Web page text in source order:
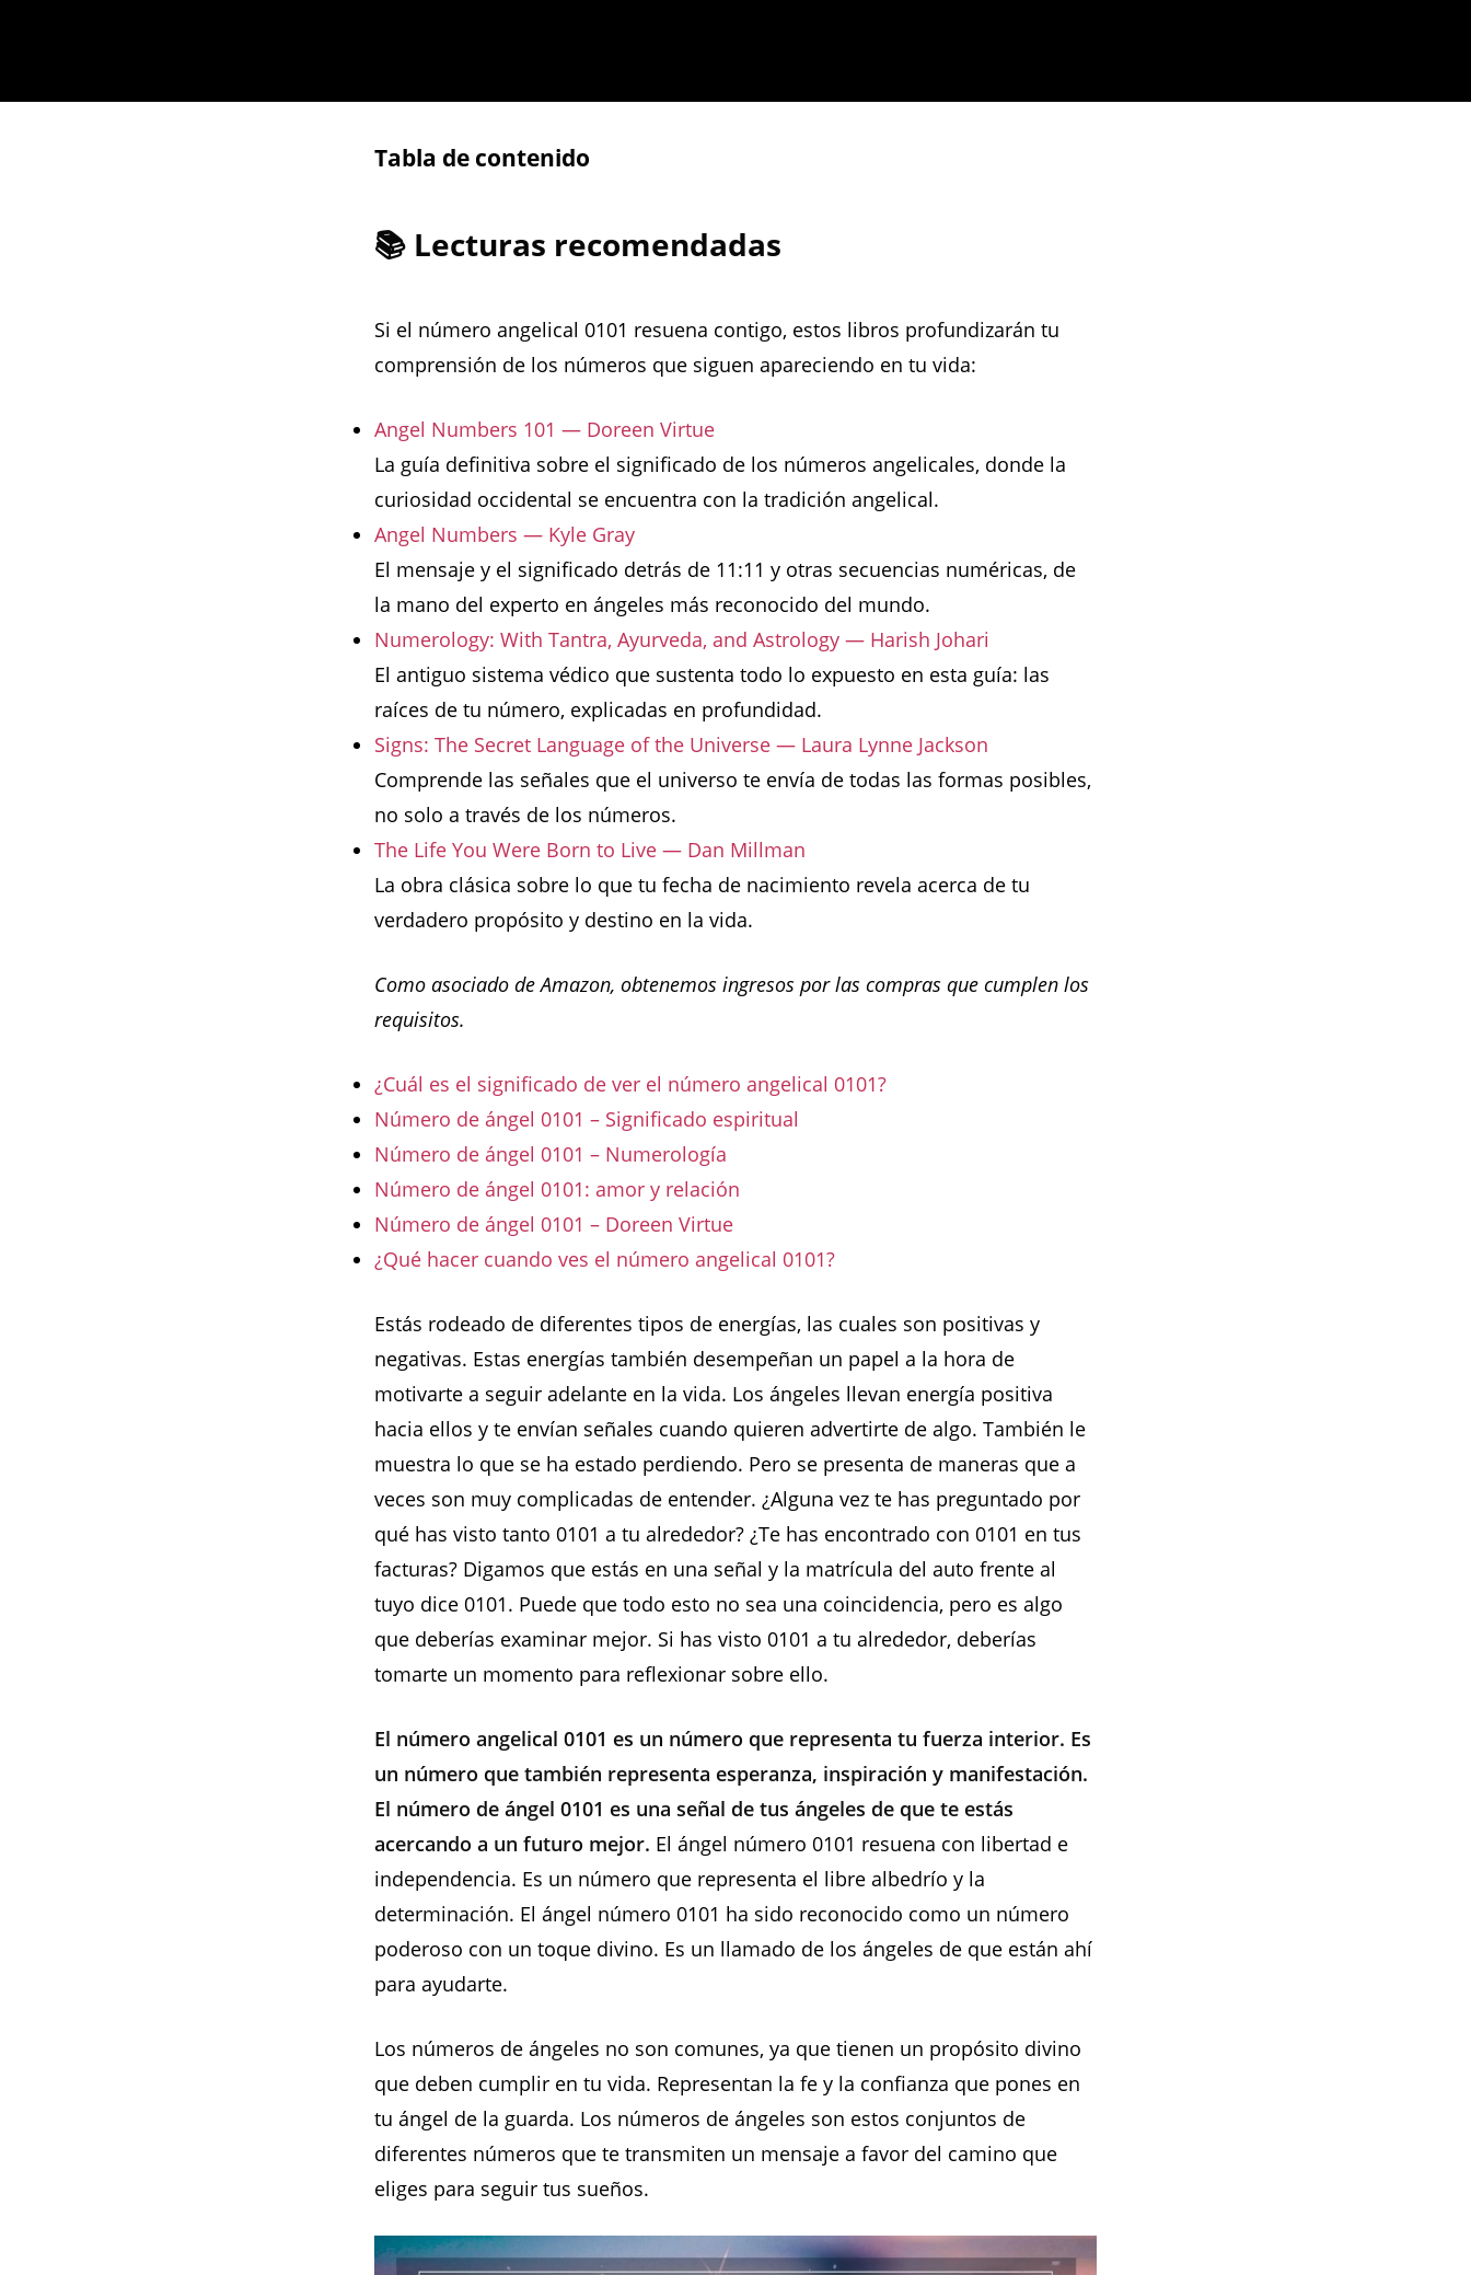
Tabla de contenido
📚 Lecturas recomendadas
Si el número angelical 0101 resuena contigo, estos libros profundizarán tu
comprensión de los números que siguen apareciendo en tu vida:
Angel Numbers 101 — Doreen Virtue
La guía definitiva sobre el significado de los números angelicales, donde la
curiosidad occidental se encuentra con la tradición angelical.
Angel Numbers — Kyle Gray
El mensaje y el significado detrás de 11:11 y otras secuencias numéricas, de
la mano del experto en ángeles más reconocido del mundo.
Numerology: With Tantra, Ayurveda, and Astrology — Harish Johari
El antiguo sistema védico que sustenta todo lo expuesto en esta guía: las
raíces de tu número, explicadas en profundidad.
Signs: The Secret Language of the Universe — Laura Lynne Jackson
Comprende las señales que el universo te envía de todas las formas posibles,
no solo a través de los números.
The Life You Were Born to Live — Dan Millman
La obra clásica sobre lo que tu fecha de nacimiento revela acerca de tu
verdadero propósito y destino en la vida.
Como asociado de Amazon, obtenemos ingresos por las compras que cumplen los
requisitos.
¿Cuál es el significado de ver el número angelical 0101?
Número de ángel 0101 – Significado espiritual
Número de ángel 0101 – Numerología
Número de ángel 0101: amor y relación
Número de ángel 0101 – Doreen Virtue
¿Qué hacer cuando ves el número angelical 0101?
Estás rodeado de diferentes tipos de energías, las cuales son positivas y
negativas. Estas energías también desempeñan un papel a la hora de
motivarte a seguir adelante en la vida. Los ángeles llevan energía positiva
hacia ellos y te envían señales cuando quieren advertirte de algo. También le
muestra lo que se ha estado perdiendo. Pero se presenta de maneras que a
veces son muy complicadas de entender. ¿Alguna vez te has preguntado por
qué has visto tanto 0101 a tu alrededor? ¿Te has encontrado con 0101 en tus
facturas? Digamos que estás en una señal y la matrícula del auto frente al
tuyo dice 0101. Puede que todo esto no sea una coincidencia, pero es algo
que deberías examinar mejor. Si has visto 0101 a tu alrededor, deberías
tomarte un momento para reflexionar sobre ello.
El número angelical 0101 es un número que representa tu fuerza interior. Es
un número que también representa esperanza, inspiración y manifestación.
El número de ángel 0101 es una señal de tus ángeles de que te estás
acercando a un futuro mejor. El ángel número 0101 resuena con libertad e
independencia. Es un número que representa el libre albedrío y la
determinación. El ángel número 0101 ha sido reconocido como un número
poderoso con un toque divino. Es un llamado de los ángeles de que están ahí
para ayudarte.
Los números de ángeles no son comunes, ya que tienen un propósito divino
que deben cumplir en tu vida. Representan la fe y la confianza que pones en
tu ángel de la guarda. Los números de ángeles son estos conjuntos de
diferentes números que te transmiten un mensaje a favor del camino que
eliges para seguir tus sueños.